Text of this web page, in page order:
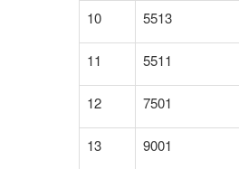
10 5513
11 5511
12 7501
13 9001